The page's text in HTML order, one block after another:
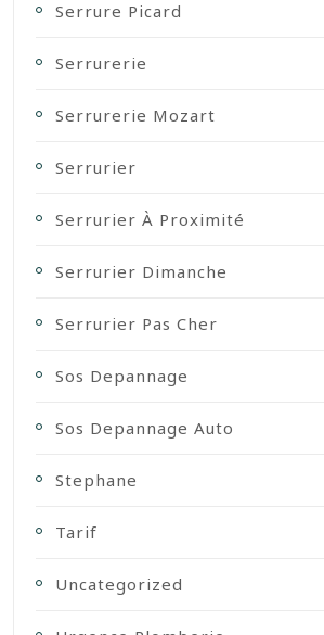
Serrure Picard
Serrurerie
Serrurerie Mozart
Serrurier
Serrurier À Proximité
Serrurier Dimanche
Serrurier Pas Cher
Sos Depannage
Sos Depannage Auto
Stephane
Tarif
Uncategorized